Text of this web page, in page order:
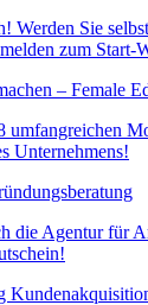
Werden Sie
zum Start-
– Female
umfangreichen
Unternehmens!
die Agentur für